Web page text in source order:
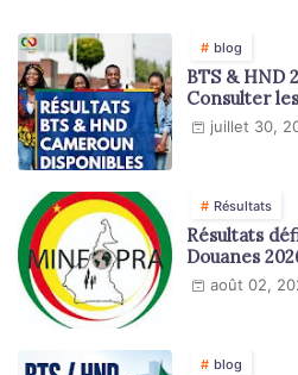
blog
BTS & HND
Consulter
juillet 30,
Résultats
Résultats
Douanes
août 02,
blog